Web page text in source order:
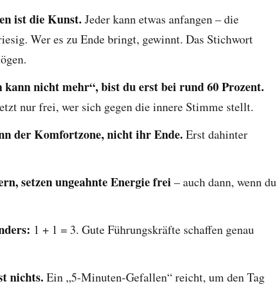
ist die Kunst. Jeder kann etwas anfangen – die
Wer es zu Ende bringt, gewinnt. Das Stichwort
nicht mehr“, bist du erst bei rund 60 Prozent.
nur frei, wer sich gegen die innere Stimme stellt.
der Komfortzone, nicht ihr Ende. Erst dahinter
setzen ungeahnte Energie frei – auch dann, wenn du
1 + 1 = 3. Gute Führungskräfte schaffen genau
nichts. Ein „5-Minuten-Gefallen“ reicht, um den Tag